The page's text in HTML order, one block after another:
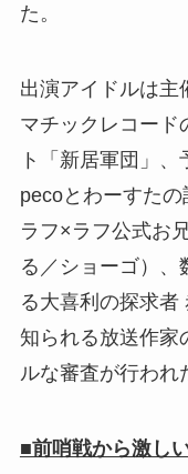
た。
出演アイドルは主
マチックレコード
ト「新居軍団」
pecoとわーすたの
ラフ×ラフ公式お
る／ショーゴ）、
る大喜利の探求者
知られる放送作家
ルな審査が行われ
■前哨戦から激し